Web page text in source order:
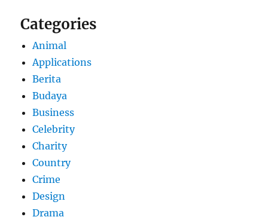
Categories
Animal
Applications
Berita
Budaya
Business
Celebrity
Charity
Country
Crime
Design
Drama